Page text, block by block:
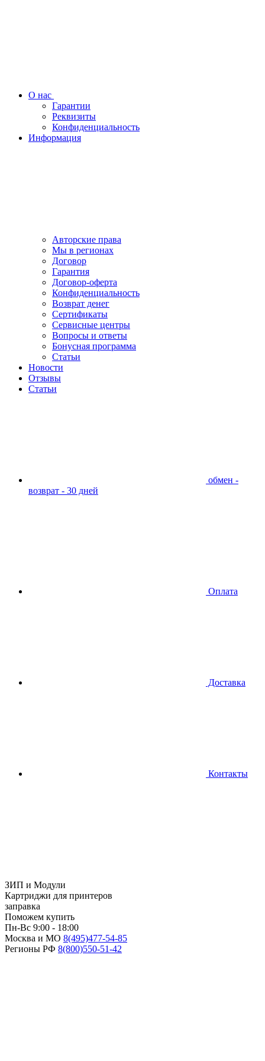
О нас
Гарантии
Реквизиты
Конфиденциальность
Информация
Авторские права
Мы в регионах
Договор
Гарантия
Договор-оферта
Конфиденциальность
Возврат денег
Сертификаты
Сервисные центры
Вопросы и ответы
Бонусная программа
Статьи
Новости
Отзывы
Статьи
обмен -
возврат - 30 дней
Оплата
Доставка
Контакты
ЗИП и Модули
Картриджи для принтеров
заправка
Поможем купить
Пн-Вс 9:00 - 18:00
Москва и МО 8(495)477-54-85
Регионы РФ 8(800)550-51-42